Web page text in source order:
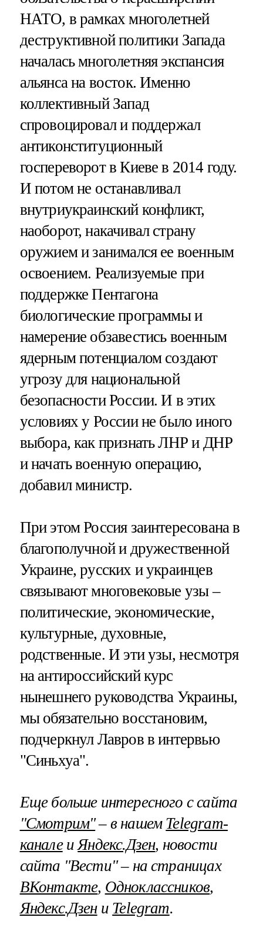
НАТО, в рамках многолетней
деструктивной политики Запада
началась многолетняя экспансия
альянса на восток. Именно
коллективный Запад
спровоцировал и поддержал
антиконституционный
госпереворот в Киеве в 2014 году.
И потом не останавливал
внутриукраинский конфликт,
наоборот, накачивал страну
оружием и занимался ее военным
освоением. Реализуемые при
поддержке Пентагона
биологические программы и
намерение обзавестись военным
ядерным потенциалом создают
угрозу для национальной
безопасности России. И в этих
условиях у России не было иного
выбора, как признать ЛНР и ДНР
и начать военную операцию,
добавил министр.
При этом Россия заинтересована в
благополучной и дружественной
Украине, русских и украинцев
связывают многовековые узы –
политические, экономические,
культурные, духовные,
родственные. И эти узы, несмотря
на антироссийский курс
нынешнего руководства Украины,
мы обязательно восстановим,
подчеркнул Лавров в интервью
"Синьхуа".
Еще больше интересного с сайта
"Смотрим"– в нашем Telegram-
каналеи Яндекс.Дзен, новости
сайта "Вести" – на страницах
ВКонтакте, Одноклассников,
Яндекс.Дзени Telegram.